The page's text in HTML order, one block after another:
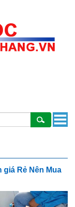
giá Rẻ Nên Mua